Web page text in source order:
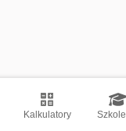
Kalkulatory